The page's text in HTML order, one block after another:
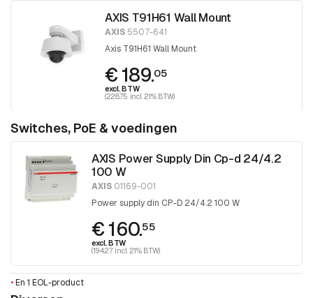
AXIS T91H61 Wall Mount
AXIS 5507-641
Axis T91H61 Wall Mount
€ 189.05
excl. BTW
(228.75 incl. 21% BTW)
Switches, PoE & voedingen
AXIS Power Supply Din Cp-d 24/4.2
100 W
AXIS 01169-001
Power supply din CP-D 24/4.2 100 W
€ 160.55
excl. BTW
(194.27 incl. 21% BTW)
• En 1 EOL-product